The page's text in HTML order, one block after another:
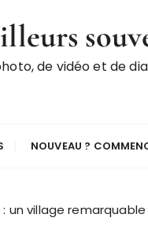
de vidéo et de
NOUVEAU ?
un village